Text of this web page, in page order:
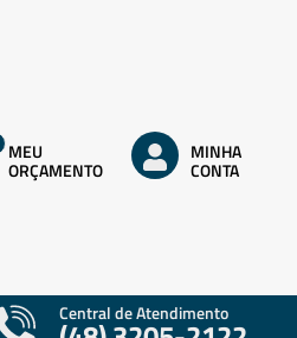
MEU
ORÇAMENTO
MINHA
CONTA
Central de Atendimento